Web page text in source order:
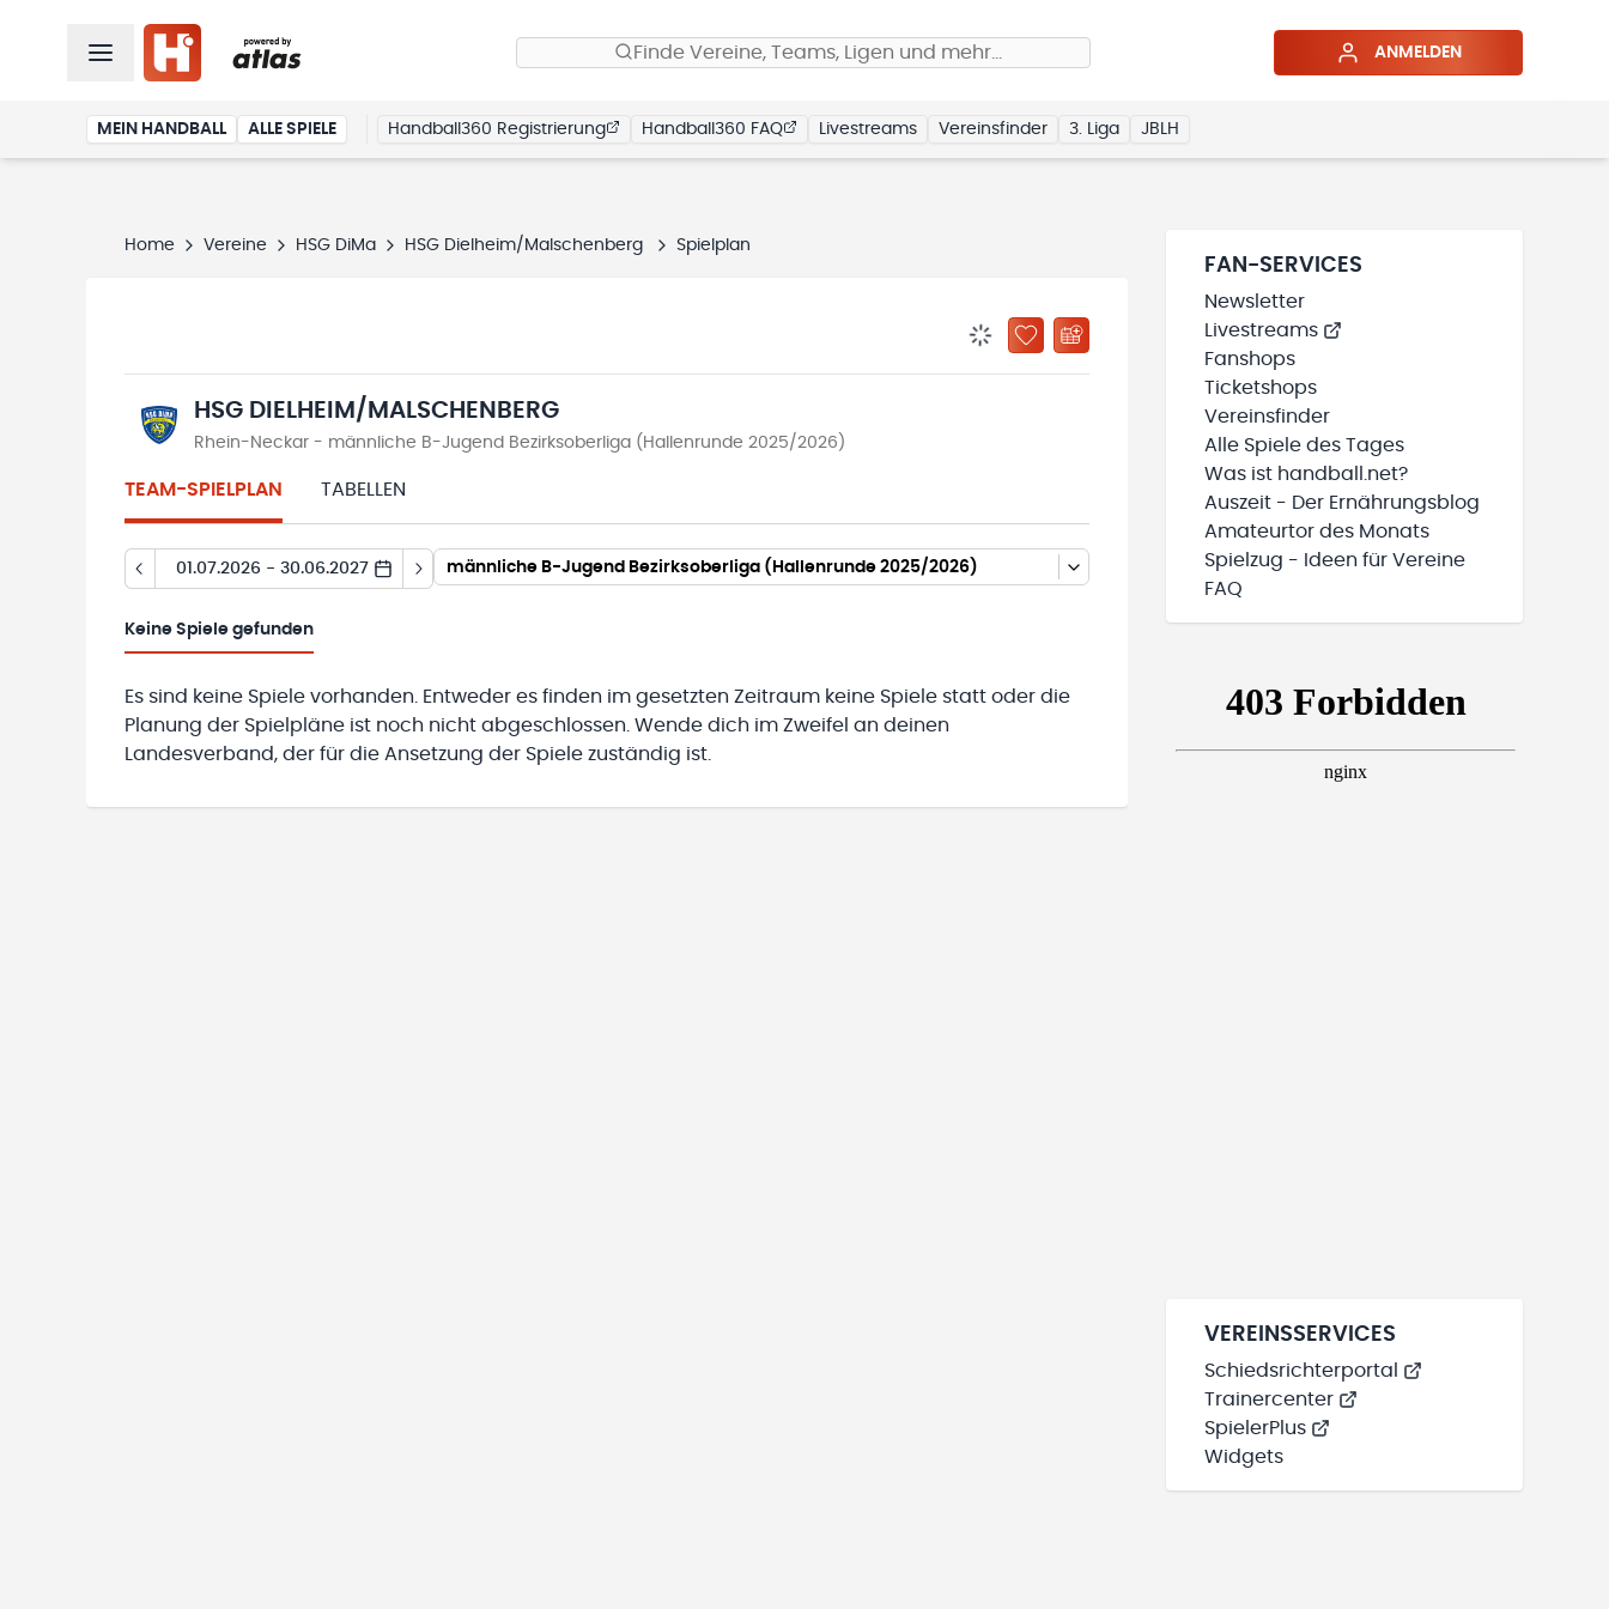
Finde Vereine, Teams, Ligen und mehr… ANMELDEN
MEIN HANDBALL ALLE SPIELE Handball360 Registrierung Handball360 FAQ Livestreams Vereinsfinder 3. Liga JBLH
Home Vereine HSG DiMa HSG Dielheim/Malschenberg Spielplan
BENACHRICHTIGUNGSSTATUS WIRD GELADEN
ZU „MEINE TEAMS“ HINZUFÜGEN
HSG DIELHEIM/MALSCHENBERG
Rhein-Neckar - männliche B-Jugend Bezirksoberliga (Hallenrunde 2025/2026)
TEAM-SPIELPLAN TABELLEN
01.07.2026 - 30.06.2027 männliche B-Jugend Bezirksoberliga (Hallenrunde 2025/2026)
Keine Spiele gefunden
Es sind keine Spiele vorhanden. Entweder es finden im gesetzten Zeitraum keine Spiele statt oder die
Planung der Spielpläne ist noch nicht abgeschlossen. Wende dich im Zweifel an deinen
Landesverband, der für die Ansetzung der Spiele zuständig ist.
FAN-SERVICES
Newsletter
Livestreams
Fanshops
Ticketshops
Vereinsfinder
Alle Spiele des Tages
Was ist handball.net?
Auszeit - Der Ernährungsblog
Amateurtor des Monats
Spielzug - Ideen für Vereine
FAQ
VEREINSSERVICES
Schiedsrichterportal
Trainercenter
SpielerPlus
Widgets